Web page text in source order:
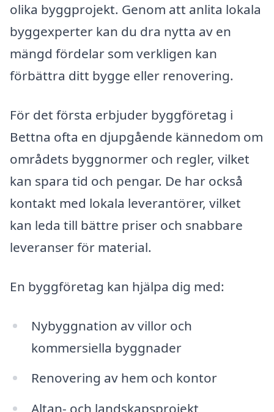
olika byggprojekt. Genom att anlita lokala
byggexperter kan du dra nytta av en
mängd fördelar som verkligen kan
förbättra ditt bygge eller renovering.
För det första erbjuder byggföretag i
Bettna ofta en djupgående kännedom om
områdets byggnormer och regler, vilket
kan spara tid och pengar. De har också
kontakt med lokala leverantörer, vilket
kan leda till bättre priser och snabbare
leveranser för material.
En byggföretag kan hjälpa dig med:
Nybyggnation av villor och
kommersiella byggnader
Renovering av hem och kontor
Altan- och landskapsprojekt